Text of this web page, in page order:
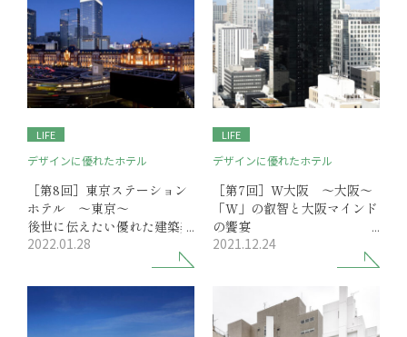
LIFE
デザインに優れたホテル
［第8回］東京ステーション
ホテル ～東京～
後世に伝えたい優れた建築美
文化と物語に彩られた駅舎ホ
2022.01.28
LIFE
デザインに優れたホテル
［第7回］W大阪 ～大阪～
「W」の叡智と大阪マインド
の饗宴
ヴィヴィッドなホテル滞在
2021.12.24